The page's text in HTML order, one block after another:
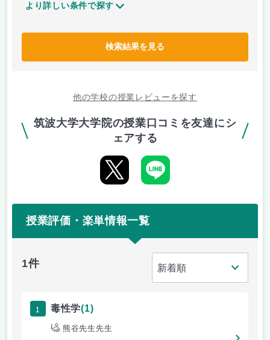
より詳しい条件で探す
検索結果を見る
他の学校の授業レビューを探す
筑波大学大学院の授業口コミを友達にシ
ェアする
授業評価・楽単情報一覧
1件
1 毒性学(1)
熊谷先生先生